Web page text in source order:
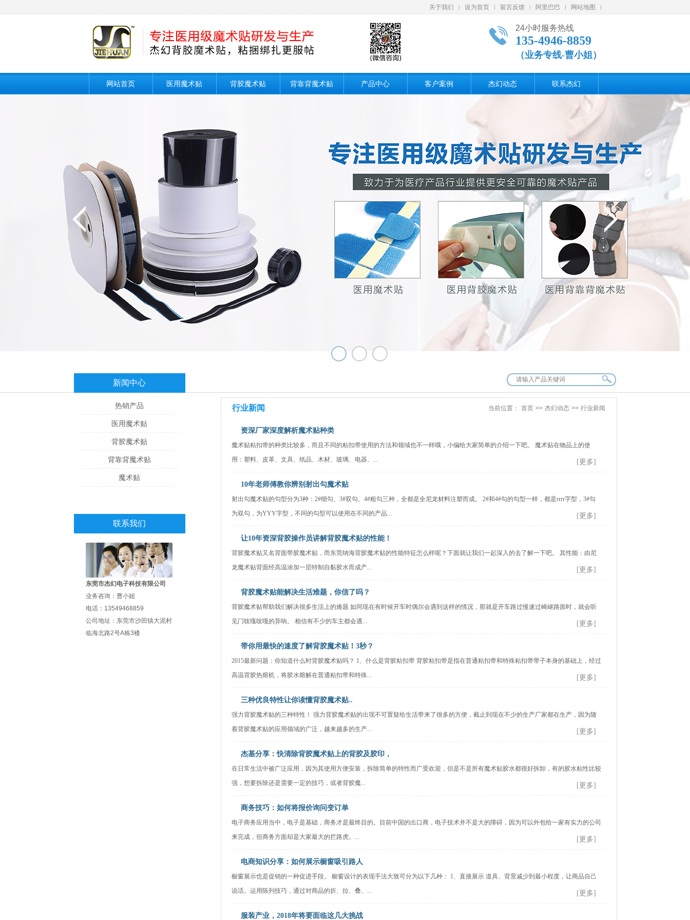
关于我们 | 设为首页 | 留言反馈 | 阿里巴巴 | 网站地图 |
24小时服务热线
135-4946-8859
（业务专线-曹小姐）
网站首页 医用魔术贴 背胶魔术贴 背靠背魔术贴 产品中心 客户案例 杰幻动态 联系杰幻
新闻中心
热销产品
医用魔术贴
背胶魔术贴
背靠背魔术贴
魔术贴
联系我们
东莞市杰幻电子科技有限公司
业务咨询：曹小姐
电话：13549468859
公司地址：东莞市沙田镇大泥村
临海北路2号A栋3楼
行业新闻 当前位置： 首页 >> 杰幻动态 >> 行业新闻
资深厂家深度解析魔术贴种类
魔术贴粘扣带的种类比较多，而且不同的粘扣带使用的方法和领域也不一样哦，小编给大家简单的介绍一下吧。 魔术贴在物品上的使
用：塑料、皮革、文具、纸品、木材、玻璃、电器、...
[更多]
10年老师傅教你辨别射出勾魔术贴
射出勾魔术贴的勾型分为3种：2#细勾、3#双勾、4#粗勾三种，全都是全尼龙材料注塑而成。 2#和4#勾的勾型一样，都是rrrr字型，3#勾
为双勾，为YYY字型，不同的勾型可以使用在不同的产品...
[更多]
让10年资深背胶操作员讲解背胶魔术贴的性能！
背胶魔术贴又名背面带胶魔术贴，而东莞纳海背胶魔术贴的性能特征怎么样呢？下面就让我们一起深入的去了解一下吧。 其性能：由尼
龙魔术贴背面经高温涂加一层特制自黏胶水而成产...
[更多]
背胶魔术贴能解决生活难题，你信了吗？
背胶魔术贴帮助我们解决很多生活上的难题 如同现在有时候开车时偶尔会遇到这样的情况，那就是开车路过慢速过崎岖路面时，就会听
见门吱嘎吱嘎的异响。 相信有不少的车主都会遇...
[更多]
带你用最快的速度了解背胶魔术贴！3秒？
2015最新问题：你知道什么时背胶魔术贴吗？ 1、什么是背胶粘扣带 背胶粘扣带是指在普通粘扣带和特殊粘扣带带子本身的基础上，经过
高温背胶热熔机，将胶水熔解在普通粘扣带和特殊...
[更多]
三种优良特性让你读懂背胶魔术贴..
强力背胶魔术贴的三种特性！ 强力背胶魔术贴的出现不可置疑给生活带来了很多的方便，截止到现在不少的生产厂家都在生产，因为随
着背胶魔术贴的应用领域的广泛，越来越多的生产...
[更多]
杰基分享：快清除背胶魔术贴上的背胶及胶印，
在日常生活中被广泛应用，因为其使用方便安装，拆除简单的特性而广受欢迎，但是不是所有魔术贴胶水都很好拆卸，有的胶水粘性比较
强，想要拆除还是需要一定的技巧，或者背胶魔...
[更多]
商务技巧：如何将报价询问变订单
电子商务应用当中，电子是基础，商务才是最终目的。目前中国的出口商，电子技术并不是大的障碍，因为可以外包给一家有实力的公司
来完成，但商务方面却是大家最大的拦路虎。...
[更多]
电商知识分享：如何展示橱窗吸引路人
橱窗展示也是促销的一种促进手段。 橱窗设计的表现手法大致可分为以下几种： 1、直接展示 道具、背景减少到最小程度，让商品自己
说话。运用陈列技巧，通过对商品的折、拉、叠、...
[更多]
服装产业，2018年将要面临这几大挑战